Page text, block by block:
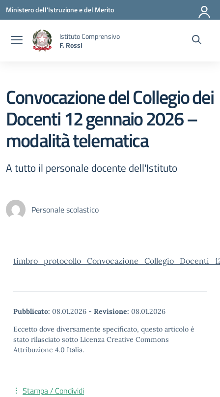
Vai ai contenuti
Vai al menu di navigazione
Vai al footer
Ministero dell'Istruzione e del Merito
Istituto Comprensivo
F. Rossi
Convocazione del Collegio dei
Docenti 12 gennaio 2026 –
modalità telematica
A tutto il personale docente dell'Istituto
Personale scolastico
Pubblicato: 08.01.2026 - Revisione: 08.01.2026
Eccetto dove diversamente specificato, questo articolo è
stato rilasciato sotto Licenza Creative Commons
Attribuzione 4.0 Italia.
Stampa / Condividi